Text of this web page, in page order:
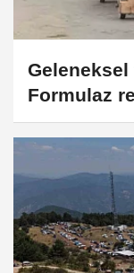
Geleneksel
Formulaz
oldu